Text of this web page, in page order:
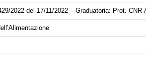
2022 del 17/11/2022 – Graduatoria: Prot.